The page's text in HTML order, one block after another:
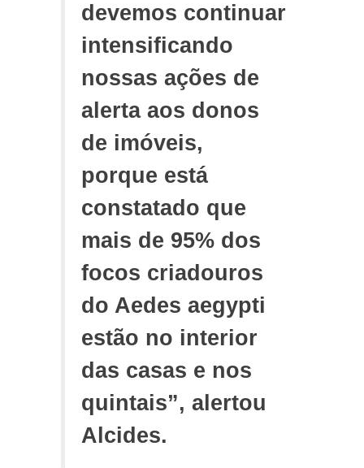
devemos continuar
intensificando
nossas ações de
alerta aos donos
de imóveis,
porque está
constatado que
mais de 95% dos
focos criadouros
do Aedes aegypti
estão no interior
das casas e nos
quintais”, alertou
Alcides.